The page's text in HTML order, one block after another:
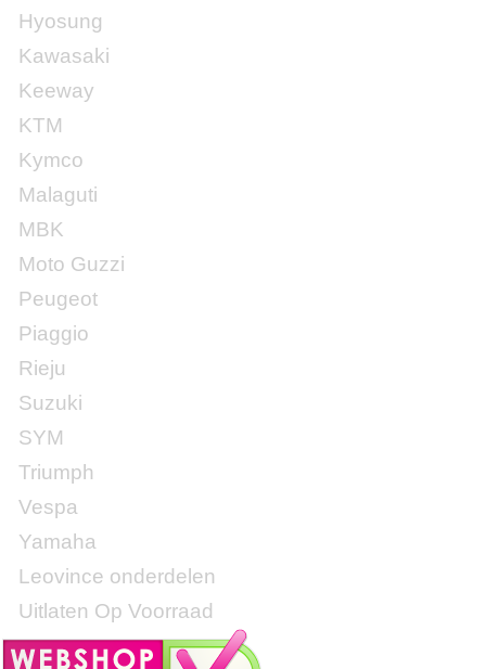
Hyosung
Kawasaki
Keeway
KTM
Kymco
Malaguti
MBK
Moto Guzzi
Peugeot
Piaggio
Rieju
Suzuki
SYM
Triumph
Vespa
Yamaha
Leovince onderdelen
Uitlaten Op Voorraad